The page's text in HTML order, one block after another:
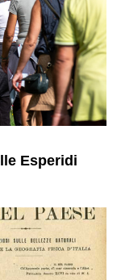
Esperidi